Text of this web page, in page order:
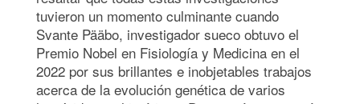
tuvieron un momento culminante cuando
Svante Pääbo, investigador sueco obtuvo el
Premio Nobel en Fisiología y Medicina en el
2022 por sus brillantes e inobjetables trabajos
acerca de la evolución genética de varios